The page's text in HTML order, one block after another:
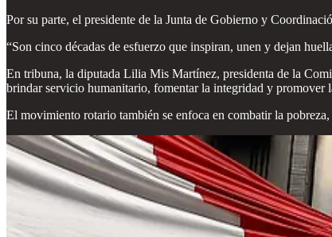
Por su parte, el presidente de la Junta de Gobierno y
“Son cinco décadas de esfuerzo que inspiran, unen y dejan
En tribuna, la diputada Lilia Mis Martínez, presidenta de la
brindar servicio humanitario, fomentar la integridad y promover
El movimiento rotario también se enfoca en combatir la